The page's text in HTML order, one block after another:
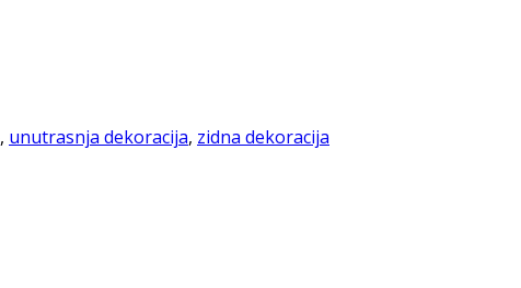
, unutrasnja dekoracija, zidna dekoracija